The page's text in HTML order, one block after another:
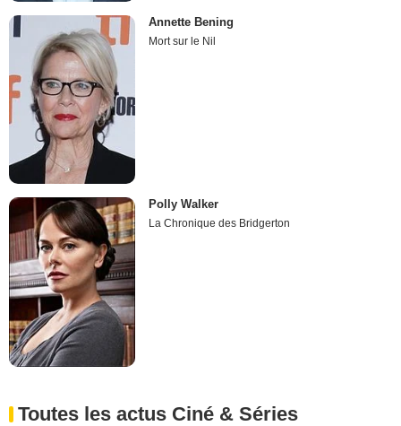
Annette Bening
Mort sur le Nil
Polly Walker
La Chronique des Bridgerton
Toutes les actus Ciné & Séries